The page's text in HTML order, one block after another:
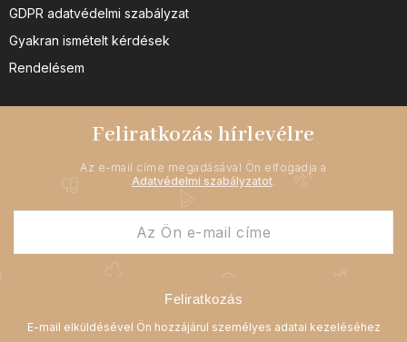
GDPR adatvédelmi szabályzat
Gyakran ismételt kérdések
Rendelésem
Feliratkozás hírlevélre
Az e-mail címe megadásával Ön elfogadja a
Adatvédelmi szabályzatot.
Feliratkozás